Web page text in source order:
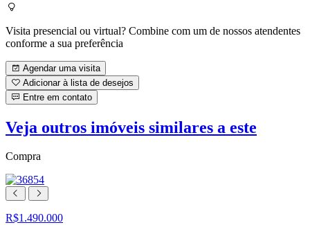
Visita presencial ou virtual? Combine com um de nossos atendentes
conforme a sua preferência
Agendar uma visita
Adicionar à lista de desejos
Entre em contato
Veja outros imóveis similares a este
Compra
R$1.490.000